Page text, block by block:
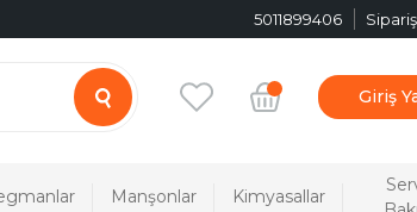
5011899406
Giriş
Manşonlar Kimyasallar